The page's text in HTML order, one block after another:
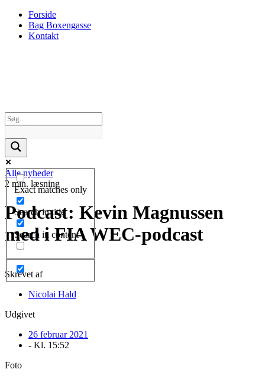
Forside
Bag Boxengasse
Kontakt
Exact matches only
Search in title
Search in content
Alle nyheder
2 min. læsning
Podcast: Kevin Magnussen
med i FIA WEC-podcast
Skrevet af
Nicolai Hald
Udgivet
26 februar 2021
- Kl. 15:52
Foto